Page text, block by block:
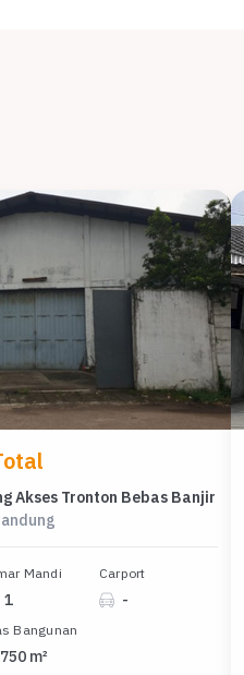
Akses Tronton Bebas Banjir
Mandi
1
Carport
-
Bangunan
750 m²